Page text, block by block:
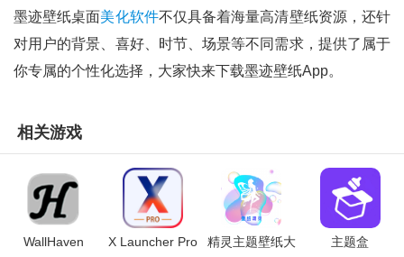
墨迹壁纸桌面美化软件不仅具备着海量高清壁纸资源，还针
对用户的背景、喜好、时节、场景等不同需求，提供了属于
你专属的个性化选择，大家快来下载墨迹壁纸app。
相关游戏
WallHaven X Launcher Pro
精灵主题壁纸大
主题盒